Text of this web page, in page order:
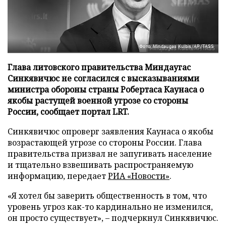
Фото: Mindaugas Kulbis/AP/TASS
Глава литовского правительства Миндаугас
Синкявичюс не согласился с высказываниями
министра обороны страны Робертаса Каунаса о
якобы растущей военной угрозе со стороны
России, сообщает портал LRT.
Синкявичюс опроверг заявления Каунаса о якобы
возрастающей угрозе со стороны России. Глава
правительства призвал не запугивать население
и тщательно взвешивать распространяемую
информацию, передаетРИА «Новости».
«Я хотел бы заверить общественность в том, что
уровень угроз как-то кардинально не изменился,
он просто существует», – подчеркнул Синкявичюс.